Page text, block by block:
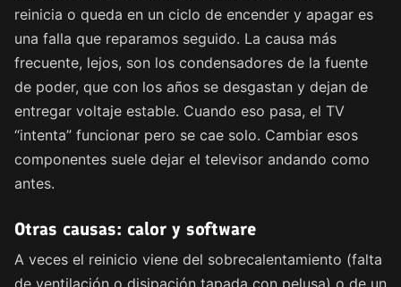
reinicia o queda en un ciclo de encender y apagar es
una falla que reparamos seguido. La causa más
frecuente, lejos, son los condensadores de la fuente
de poder, que con los años se desgastan y dejan de
entregar voltaje estable. Cuando eso pasa, el TV
“intenta” funcionar pero se cae solo. Cambiar esos
componentes suele dejar el televisor andando como
antes.
Otras causas: calor y software
A veces el reinicio viene del sobrecalentamiento (falta
de ventilación o disipación tapada con pelusa) o de un